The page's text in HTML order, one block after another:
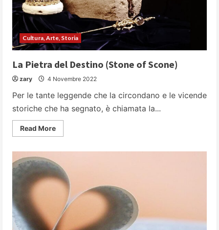
Cultura, Arte, Storia
La Pietra del Destino (Stone of Scone)
zary 4 Novembre 2022
Per le tante leggende che la circondano e le vicende
storiche che ha segnato, è chiamata la...
Read MoreRead
more
del
Destino
(Stone
of
Scone)